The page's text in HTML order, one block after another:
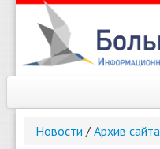
Новости / Архив сайта